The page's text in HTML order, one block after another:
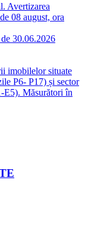
Avertizarea
08 august, ora
30.06.2026
imobilelor situate
P6- P17) și sector
E5). Măsurători în